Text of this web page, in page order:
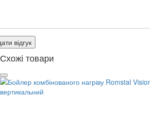
відгук
Схожі товари